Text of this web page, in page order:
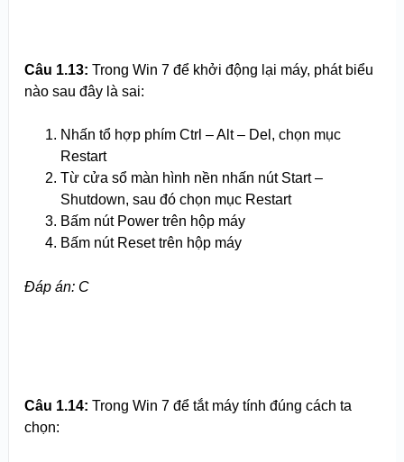
Câu 1.13: Trong Win 7 để khởi động lại máy, phát biểu
nào sau đây là sai:
Nhấn tổ hợp phím Ctrl – Alt – Del, chọn mục
Restart
Từ cửa sổ màn hình nền nhấn nút Start –
Shutdown, sau đó chọn mục Restart
Bấm nút Power trên hộp máy
Bấm nút Reset trên hộp máy
Đáp án: C
Câu 1.14: Trong Win 7 để tắt máy tính đúng cách ta
chọn: